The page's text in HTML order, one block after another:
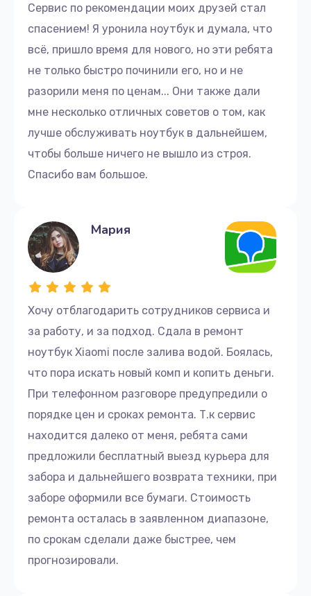
Сервис по рекомендации моих друзей стал
спасением! Я уронила ноутбук и думала, что
всё, пришло время для нового, но эти ребята
не только быстро починили его, но и не
разорили меня по ценам... Они также дали
мне несколько отличных советов о том, как
лучше обслуживать ноутбук в дальнейшем,
чтобы больше ничего не вышло из строя.
Спасибо вам большое.
Хочу отблагодарить сотрудников сервиса и
за работу, и за подход. Сдала в ремонт
ноутбук Xiaomi после залива водой. Боялась,
что пора искать новый комп и копить деньги.
При телефонном разговоре предупредили о
порядке цен и сроках ремонта. Т.к сервис
находится далеко от меня, ребята сами
предложили бесплатный выезд курьера для
забора и дальнейшего возврата техники, при
заборе оформили все бумаги. Стоимость
ремонта осталась в заявленном диапазоне,
по срокам сделали даже быстрее, чем
прогнозировали.
Мария